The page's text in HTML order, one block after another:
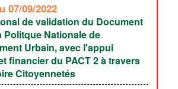
07/09/2022
de validation du Document
Politque Nationale de
Urbain, avec l'appui
financier du PACT 2 à travers
Citoyennetés